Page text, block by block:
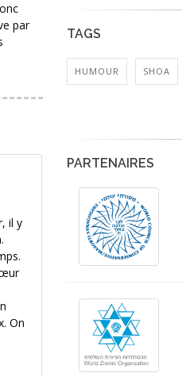
par
il y
On
TAGS
HUMOUR SHOA
PARTENAIRES